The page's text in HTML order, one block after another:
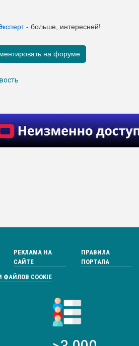
- больше, интересней!
РЕКЛАМА НА
САЙТЕ
ПРАВИЛА
ПОРТАЛА
COOKIE